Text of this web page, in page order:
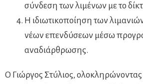
σύνδεση των λιμένων με το
Η ιδιωτικοποίηση των
νέων επενδύσεων μέσω
αναδιάρθρωσης.
Ο Γιώργος Στύλιος, ολοκληρώνοντας